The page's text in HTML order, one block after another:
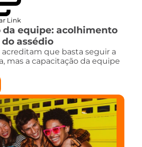
Link
da equipe: acolhimento
assédio
acreditam que basta seguir a
mas a capacitação da equipe